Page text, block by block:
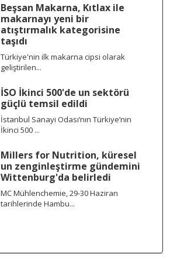
Beşsan Makarna, Kıtlax ile
makarnayı yeni bir
atıştırmalık kategorisine
taşıdı
Türkiye'nin ilk makarna cipsi olarak
geliştirilen...
İSO İkinci 500'de un sektörü
güçlü temsil edildi
İstanbul Sanayi Odası’nın Türkiye’nin
İkinci 500 ...
Millers for Nutrition, küresel
un zenginleştirme gündemini
Wittenburg'da belirledi
MC Mühlenchemie, 29-30 Haziran
tarihlerinde Hambu...